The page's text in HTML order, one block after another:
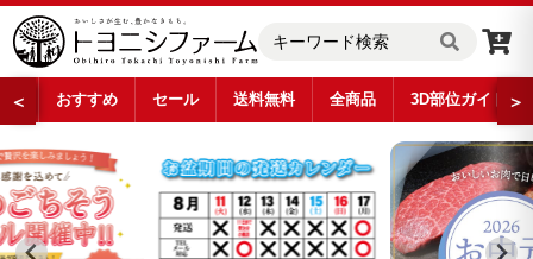
＜ おすすめ セール 送料無料 全商品 3D部位ガイド ＞